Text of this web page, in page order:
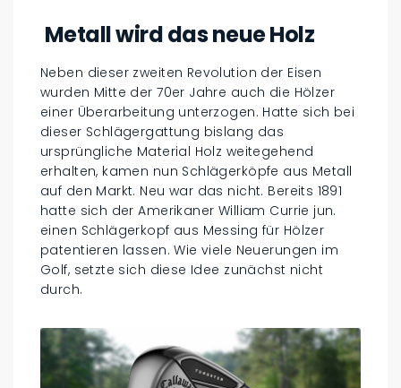
Metall wird das neue Holz
Neben dieser zweiten Revolution der Eisen
wurden Mitte der 70er Jahre auch die Hölzer
einer Überarbeitung unterzogen. Hatte sich bei
dieser Schlägergattung bislang das
ursprüngliche Material Holz weitegehend
erhalten, kamen nun Schlägerköpfe aus Metall
auf den Markt. Neu war das nicht. Bereits 1891
hatte sich der Amerikaner William Currie jun.
einen Schlägerkopf aus Messing für Hölzer
patentieren lassen. Wie viele Neuerungen im
Golf, setzte sich diese Idee zunächst nicht
durch.